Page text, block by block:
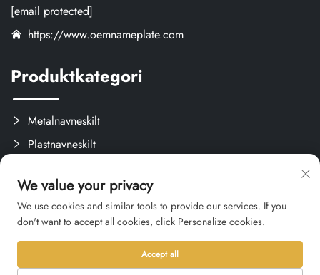
[email protected]
https://www.oemnameplate.com
Produktkategori
Metalnavneskilt
Plastnavneskilt
Brugerdefinerede Kreativprodukter
Ophavsret © 2026 Hangzhou Qianxi Crafts CO., Ltd. Alle rettigheder
We value your privacy
We use cookies and similar tools to provide our services. If you
don't want to accept all cookies, click Personalize cookies.
Accept all